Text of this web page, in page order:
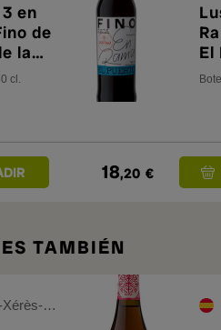
en
de
la
cl.
El
18,20 €
TAMBIÉN
Sherry